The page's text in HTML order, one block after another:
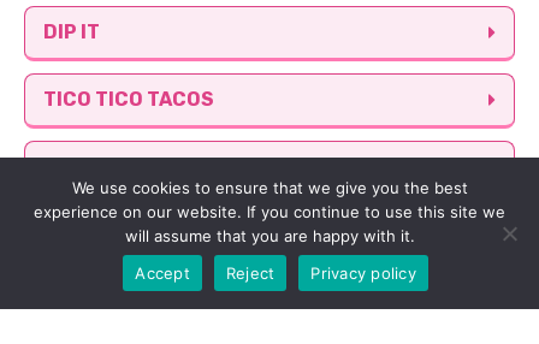
DIP IT 
TICO TICO TACOS 
DESSERTS
-10% kun tilaat nouto verkkokaupastamme. Tilaa
nyt!
We use cookies to ensure that we give you the best
experience on our website. If you continue to use this site we
will assume that you are happy with it.
Accept
Reject Privacy policy